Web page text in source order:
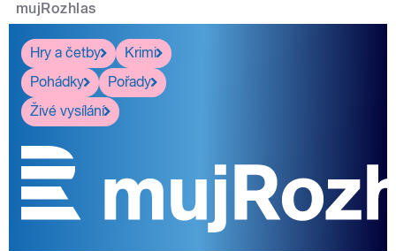
mujRozhlas
Hry a četby
Krimi
Pohádky
Pořady
Živé vysílání